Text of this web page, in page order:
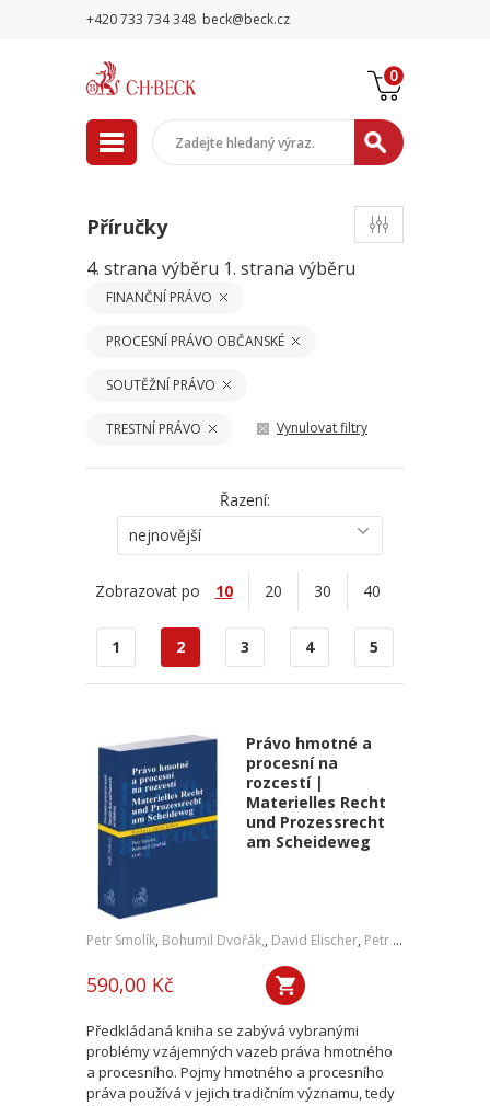
+420 733 734 348 beck@beck.cz
0
Příručky
4. strana výběru 1. strana výběru
FINANČNÍ PRÁVO
PROCESNÍ PRÁVO OBČANSKÉ
SOUTĚŽNÍ PRÁVO
TRESTNÍ PRÁVO Vynulovat filtry
Řazení:
nejnovější
Zobrazovat po 10 20 30 40
1 2 3 4 5
Právo hmotné a
procesní na
rozcestí |
Materielles Recht
und Prozessrecht
am Scheideweg
Petr Smolík, Bohumil Dvořák,, David Elischer, Petr Lavický
590,00 Kč
Předkládaná kniha se zabývá vybranými
problémy vzájemných vazeb práva hmotného
a procesního. Pojmy hmotného a procesního
práva používá v jejich tradičním významu, tedy